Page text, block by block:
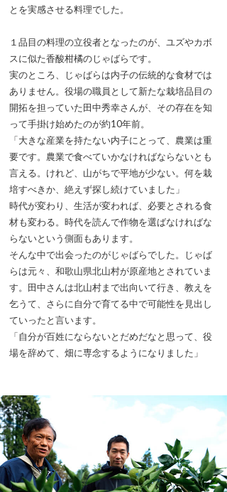
とを実感させる料理でした。
１品目の料理の立役者となったのが、ユズやカボ
スに似た香酸柑橘のじゃばらです。
実のところ、じゃばらは内子の伝統的な食材では
ありません。役場の職員として新たな栽培品目の
開拓を担っていた田中秀幸さんが、その存在を知
って手掛け始めたのが約10年前。
「大きな産業を持たない内子にとって、農業は重
要です。農業で食べていかなければならないとも
言える。けれど、山がちで平地が少ない。何を栽
培すべきか、絶えず探し続けていました」
時代が変わり、生活が変われば、必要とされる食
材も変わる。時代を読んで作物を選ばなければな
らないという側面もあります。
そんな中で出会ったのがじゃばらでした。じゃば
らは元々、和歌山県北山村が原産地とされていま
す。田中さんは北山村まで出向いて行き、教えを
乞うて、さらに自分で育てる中で可能性を見出し
ていったと言います。
「自分が百姓にならないとだめだなと思って、役
場を辞めて、畑に専念するようになりました」